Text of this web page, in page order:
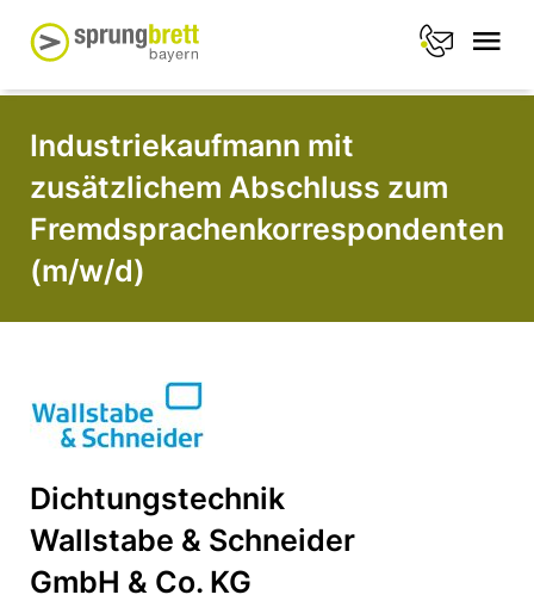
Industriekaufmann mit
zusätzlichem Abschluss zum
Fremdsprachenkorrespondenten
(m/w/d)
Dichtungstechnik
Wallstabe & Schneider
GmbH & Co. KG